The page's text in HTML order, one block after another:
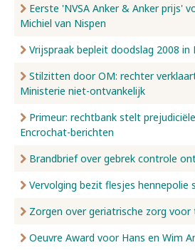
Eerste 'NVSA Anker & Anker prijs'
Michiel van Nispen
Vrijspraak bepleit doodslag 2008 in
Stilzitten door OM: rechter
Ministerie niet-ontvankelijk
Primeur: rechtbank stelt
Encrochat-berichten
Brandbrief over gebrek controle
Vervolging bezit flesjes hennepolie
Zorgen over geriatrische zorg
Oeuvre Award voor Hans en Wim